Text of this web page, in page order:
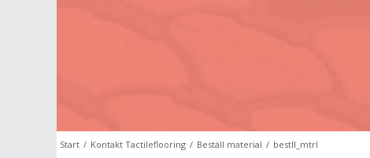
Start / Kontakt Tactileflooring / Beställ material / bestll_mtrl